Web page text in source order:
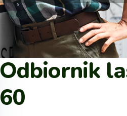
Odbiornik
60